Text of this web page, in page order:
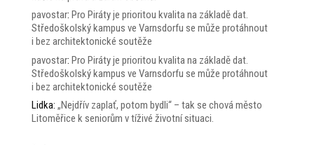
pavostar: Pro Piráty je prioritou kvalita na základě dat.
Středoškolský kampus ve Varnsdorfu se může protáhnout
i bez architektonické soutěže
pavostar: Pro Piráty je prioritou kvalita na základě dat.
Středoškolský kampus ve Varnsdorfu se může protáhnout
i bez architektonické soutěže
Lidka: „Nejdřív zaplať, potom bydli“ – tak se chová město
Litoměřice k seniorům v tíživé životní situaci.